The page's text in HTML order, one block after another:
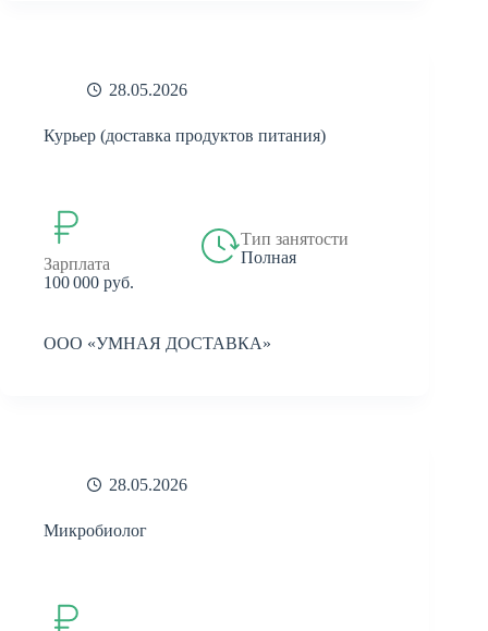
28.05.2026
Курьер (доставка продуктов питания)
Зарплата
100 000 руб.
Тип занятости
Полная
ООО «УМНАЯ ДОСТАВКА»
28.05.2026
Микробиолог